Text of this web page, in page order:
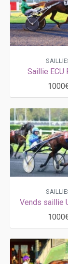
Saillie ECU
Vends saillie UZO JOSSELYN (Love You -